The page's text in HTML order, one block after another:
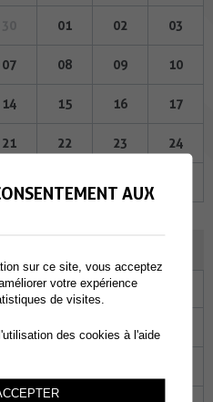
01 02 03
07 08 09 10
14 15 16 17
21 22 23 24
Je Ve Sa
04 05 06
AUX
sur ce site, vous acceptez
votre expérience
de visites.
des cookies à l'aide